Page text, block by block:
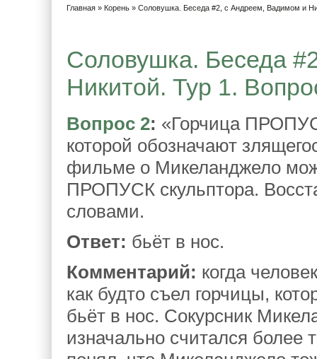
Главная » Корень » Соловушка. Беседа #2, с Андреем, Вадимом и
Соловушка. Беседа
Никитой. Тур 1.
Вопрос 2: «Горчица
которой обозначают
фильме о Микеланджело
ПРОПУСК скульптора.
словами.
Ответ: бьёт в нос.
Комментарий: когда
как будто съел горчицы,
бьёт в нос. Сокурсник
изначально считался более